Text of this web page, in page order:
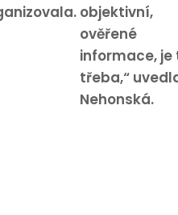
objektivní,
ověřené
informace, je
třeba,“
Nehonská.